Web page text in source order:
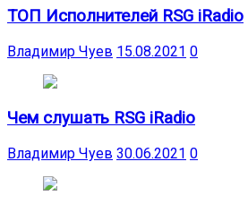
ТОП Исполнителей RSG iRadio
Владимир Чуев 15.08.2021 0
Чем слушать RSG iRadio
Владимир Чуев 30.06.2021 0